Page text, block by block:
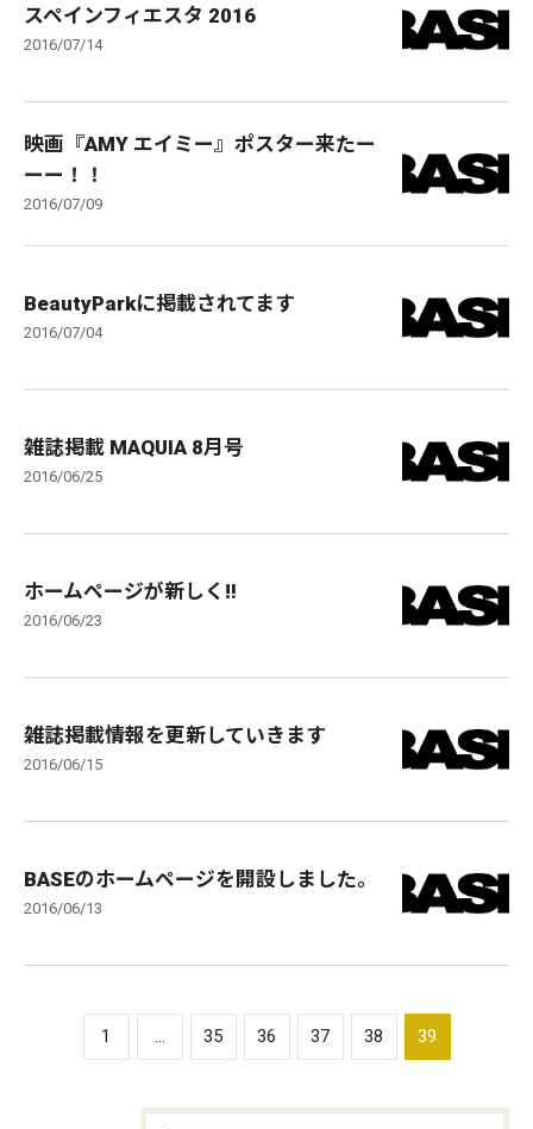
スペインフィエスタ 2016
2016/07/14
映画『AMY エイミー』ポスター来たー
ーー！！
2016/07/09
BeautyParkに掲載されてます
2016/07/04
雑誌掲載 MAQUIA 8月号
2016/06/25
ホームページが新しく‼️
2016/06/23
雑誌掲載情報を更新していきます
2016/06/15
BASEのホームページを開設しました。
2016/06/13
1 ... 35 36 37 38 39